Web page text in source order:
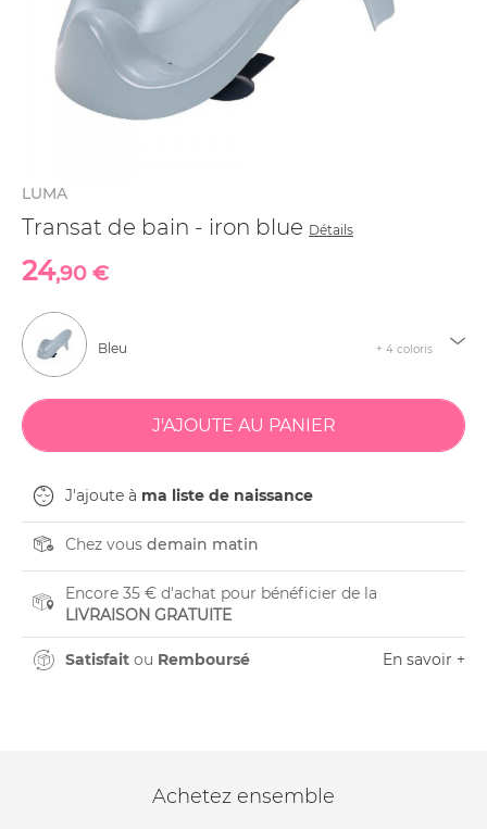
LUMA
Transat de bain - iron blue Détails
24,90 €
Bleu + 4 coloris
J'ajoute à ma liste de naissance
Chez vous demain matin
Encore 35 € d'achat pour bénéficier de la
LIVRAISON GRATUITE
Satisfait ou Remboursé En savoir +
Achetez ensemble